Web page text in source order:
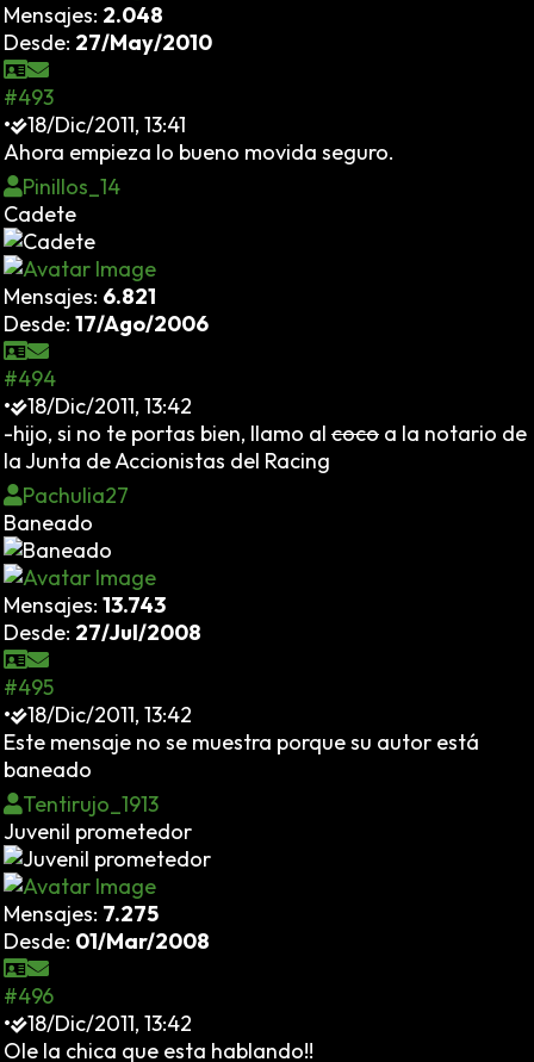
Mensajes: 2.048
Desde: 27/May/2010
#493
•
18/Dic/2011, 13:41
Ahora empieza lo bueno movida seguro.
Pinillos_14
Cadete
Mensajes: 6.821
Desde: 17/Ago/2006
#494
•
18/Dic/2011, 13:42
-hijo, si no te portas bien, llamo al coco a la notario de
la Junta de Accionistas del Racing
Pachulia27
Baneado
Mensajes: 13.743
Desde: 27/Jul/2008
#495
•
18/Dic/2011, 13:42
Este mensaje no se muestra porque su autor está
baneado
Tentirujo_1913
Juvenil prometedor
Mensajes: 7.275
Desde: 01/Mar/2008
#496
•
18/Dic/2011, 13:42
Ole la chica que esta hablando!!